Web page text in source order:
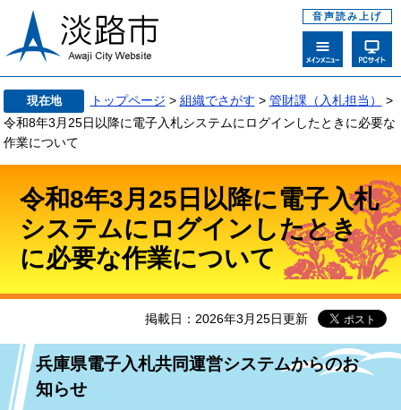
音声読み上げ
現在地 トップページ > 組織でさがす > 管財課（入札担当）
>
令和8年3月25日以降に電子入札システムにログインしたときに必要な
作業について
令和8年3月25日以降に電子入札
システムにログインしたとき
に必要な作業について
掲載日：2026年3月25日更新
兵庫県電子入札共同運営システムからのお
知らせ